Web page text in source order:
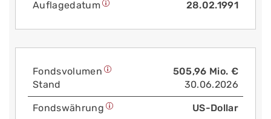
Auflage­datum 28.02.1991
Fonds­volumen
Stand
505,96 Mio. €
30.06.2026
Fonds­währung US-Dollar